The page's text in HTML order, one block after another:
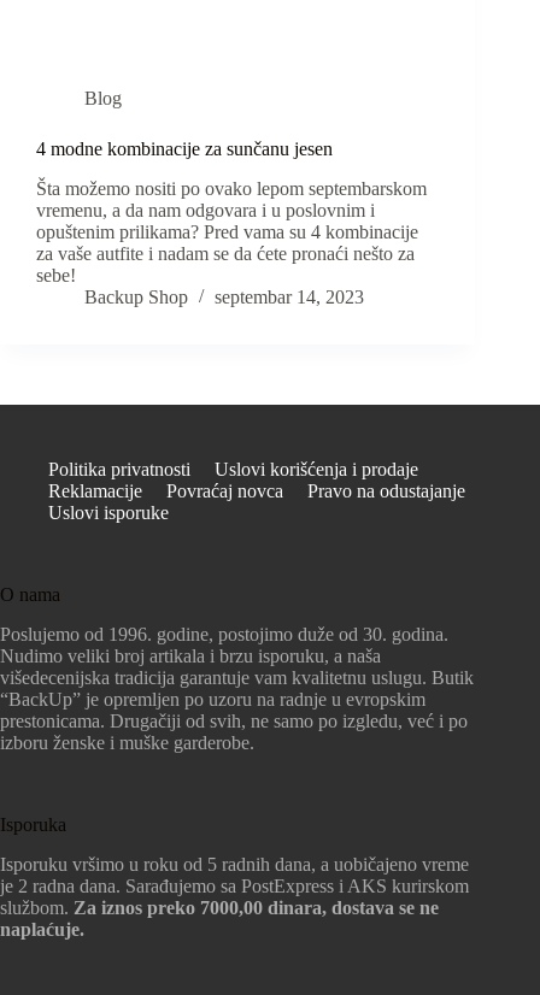
Blog
4 modne kombinacije za sunčanu jesen
Šta možemo nositi po ovako lepom septembarskom
vremenu, a da nam odgovara i u poslovnim i
opuštenim prilikama? Pred vama su 4 kombinacije
za vaše autfite i nadam se da ćete pronaći nešto za
sebe!
Backup Shop
septembar 14, 2023
Politika privatnosti
Uslovi korišćenja i prodaje
Reklamacije
Povraćaj novca
Pravo na odustajanje
Uslovi isporuke
O nama
Poslujemo od 1996. godine, postojimo duže od 30. godina.
Nudimo veliki broj artikala i brzu isporuku, a naša
višedecenijska tradicija garantuje vam kvalitetnu uslugu. Butik
“BackUp” je opremljen po uzoru na radnje u evropskim
prestonicama. Drugačiji od svih, ne samo po izgledu, već i po
izboru ženske i muške garderobe.
Isporuka
Isporuku vršimo u roku od 5 radnih dana, a uobičajeno vreme
je 2 radna dana. Sarađujemo sa PostExpress i AKS kurirskom
službom. Za iznos preko 7000,00 dinara, dostava se ne
naplaćuje.